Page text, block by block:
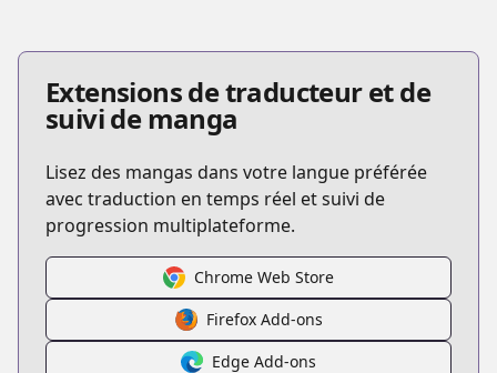
Extensions de traducteur et de
suivi de manga
Lisez des mangas dans votre langue préférée
avec traduction en temps réel et suivi de
progression multiplateforme.
Chrome Web Store
Firefox Add-ons
Edge Add-ons